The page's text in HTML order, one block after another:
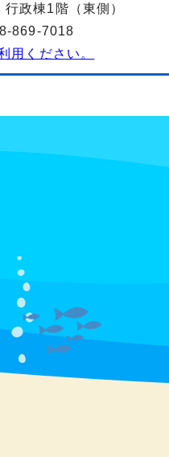
政棟1階（東側）
869-7018
用ください。